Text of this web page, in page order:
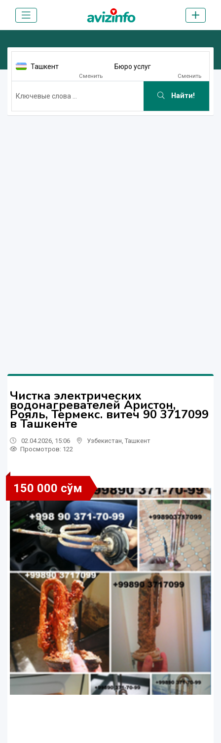
Ташкент
Сменить
Бюро услуг
Сменить
Найти!
Чистка электрических
водонагревателей Аристон,
Рояль, Термекс. витеч 90 3717099
в Ташкенте
02.04.2026, 15:06 Узбекистан Ташкент
Просмотров: 122
150 000 сўм